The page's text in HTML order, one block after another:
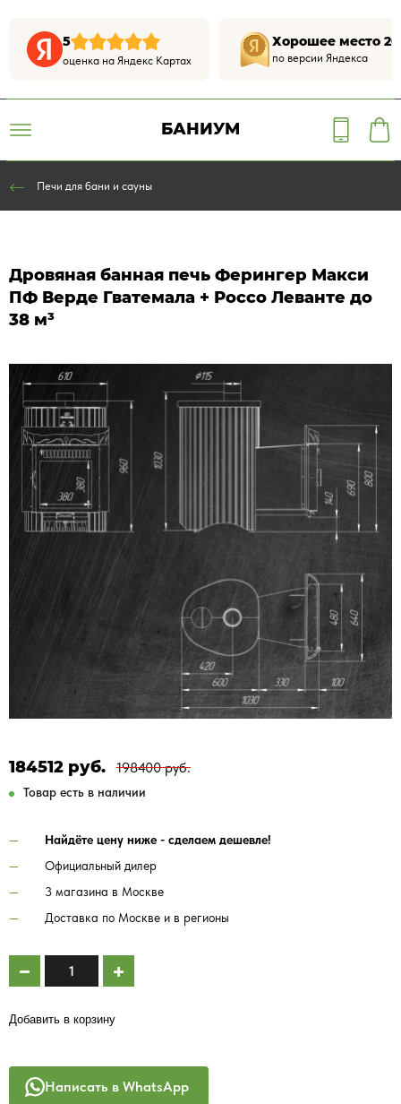
5
оценка на Яндекс Картах
Хорошее место
по версии Яндекса
БАНИУМ
Печи для бани и сауны
Дровяная банная печь Ферингер Макси
ПФ Верде Гватемала + Россо Леванте до
38 м³
184512 руб. 198400 руб.
Товар есть в наличии
Найдёте цену ниже - сделаем дешевле!
Официальный дилер
3 магазина в Москве
Доставка по Москве и в регионы
Добавить в корзину
Написать в WhatsApp